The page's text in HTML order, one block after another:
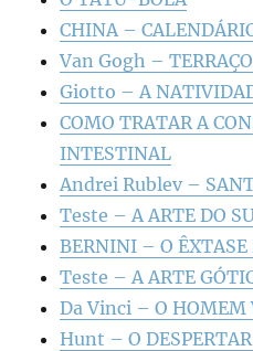
CHINA –
Van Gogh –
Giotto – A
COMO TRATAR A
INTESTINAL
Andrei Rublev –
Teste – A ARTE DO
BERNINI – O ÊXTASE
Teste – A ARTE
Da Vinci – O HOMEM
Hunt – O